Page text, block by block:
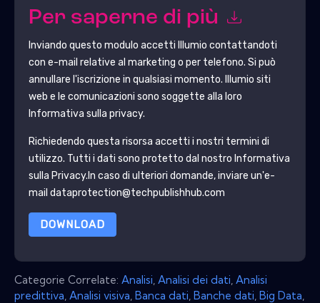
Per saperne di più
Inviando questo modulo accetti Illumio contattandoti
con e-mail relative al marketing o per telefono. Si può
annullare l'iscrizione in qualsiasi momento.
Illumio siti
web e le comunicazioni sono soggette alla loro
Informativa sulla privacy.
Richiedendo questa risorsa accetti i nostri termini di
utilizzo. Tutti i dati sono protetto dal nostro Informativa
sulla Privacy.In caso di ulteriori domande, inviare un'e-
mail dataprotection@techpublishhub.com
DOWNLOAD
Categorie Correlate: Analisi Analisi dei dati Analisi
predittiva Analisi visiva Banca dati Banche dati Big Data